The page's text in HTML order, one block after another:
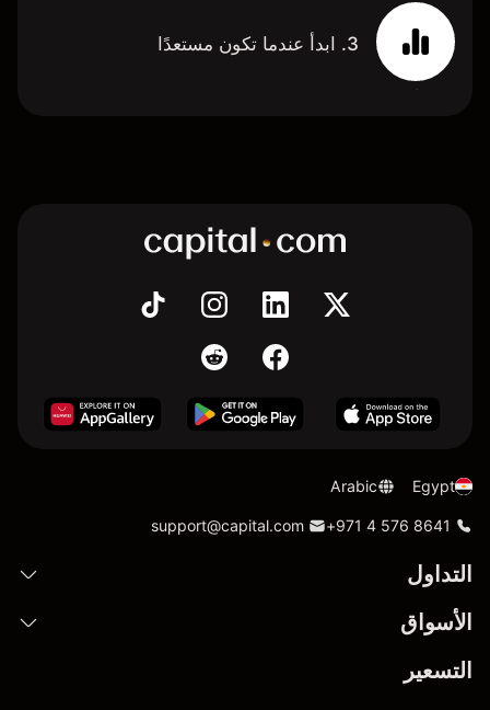
3. ابدأ عندما تكون مستعدًا
Egypt
Arabic
+971 4 576 8641
support@capital.com
التداول
الأسواق
التسعير